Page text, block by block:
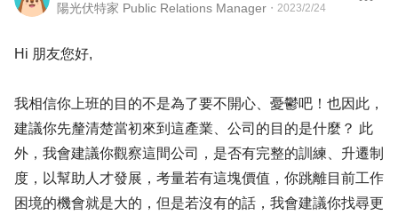
陽光伏特家 Public Relations Manager ・ 2023/2/24
Hi 朋友您好,
我相信你上班的目的不是為了要不開心、憂鬱吧！也因此，
建議你先釐清楚當初來到這產業、公司的目的是什麼？ 此
外，我會建議你觀察這間公司，是否有完整的訓練、升遷制
度，以幫助人才發展，考量若有這塊價值，你跳離目前工作
困境的機會就是大的，但是若沒有的話，我會建議你找尋更